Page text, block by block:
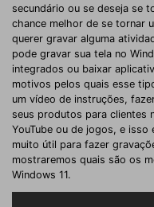
secundário ou se deseja se
chance melhor de se tornar
querer gravar alguma
pode gravar sua tela no
integrados ou baixar
motivos pelos quais esse
um vídeo de instruções,
seus produtos para clientes
YouTube ou de jogos, e
muito útil para fazer
mostraremos quais são os
Windows 11.